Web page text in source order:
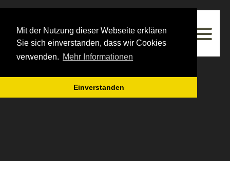
Mit der Nutzung dieser Webseite erklären
Sie sich einverstanden, dass wir Cookies
verwenden. Mehr Informationen
Einverstanden
Westfälisches Landestheater
Spielzeit 2027/2028